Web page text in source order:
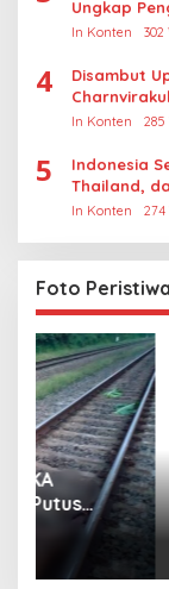
Ungkap
Crypto
In Konten 302
4
Disambut
In Konten 285
5
Indonesia
Thailand,
In Konten 274
Foto Peristiwa
Lihat dari
In Foto Peristiwa